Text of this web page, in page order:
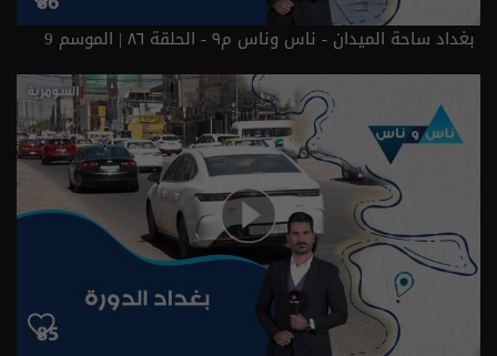
بغداد ساحة الميدان - ناس وناس م٩ - الحلقة ٨٦ | الموسم 9